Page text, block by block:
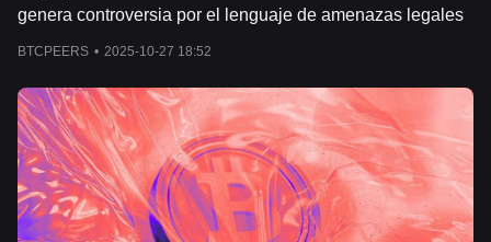
genera controversia por el lenguaje de amenazas legales
BTCPEERS • 2025-10-27 18:52